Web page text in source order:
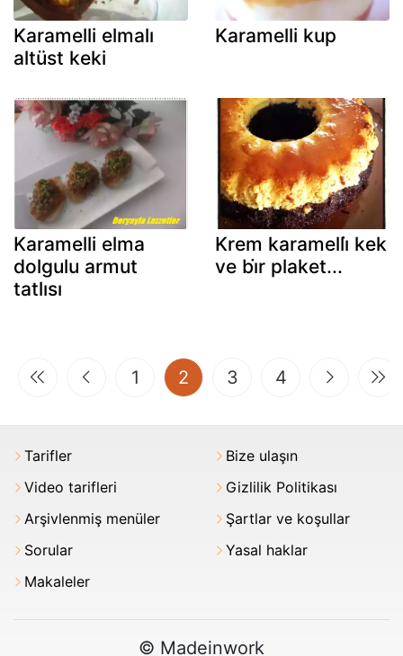
Karamelli elmalı
altüst keki
Karamelli kup
Karamelli elma
dolgulu armut
tatlısı
Krem karamelli̇ kek
ve bi̇r plaket...
1 2 (current)
3 4
Tarifler
Video tarifleri
Arşivlenmiş menüler
Sorular
Makaleler
Bize ulaşın
Gizlilik Politikası
Şartlar ve koşullar
Yasal haklar
© Madeinwork